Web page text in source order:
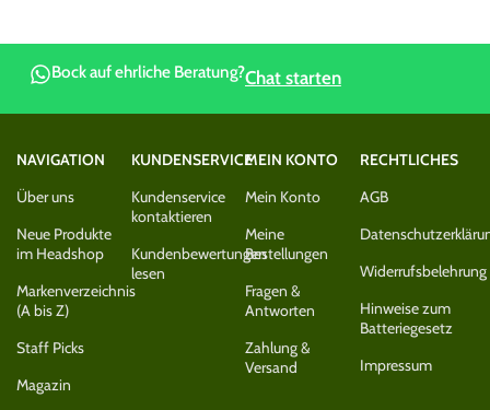
Bock auf ehrliche Beratung?Chat starten
NAVIGATION
Über uns
Neue Produkte
im Headshop
Markenverzeichnis
(A bis Z)
Staff Picks
Magazin
KUNDENSERVICE
Kundenservice
kontaktieren
Kundenbewertungen
lesen
MEIN KONTO
Mein Konto
Meine
Bestellungen
Fragen &
Antworten
Zahlung &
Versand
RECHTLICHES
AGB
Widerrufsbelehrung
Hinweise zum
Batteriegesetz
Impressum